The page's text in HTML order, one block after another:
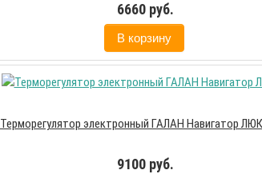
6660 руб.
В корзину
Терморегулятор электронный ГАЛАН Навигатор
9100 руб.